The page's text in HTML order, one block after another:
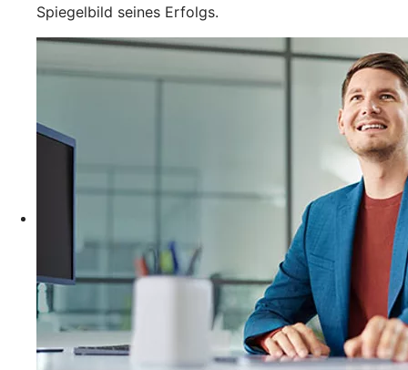
Spiegelbild seines Erfolgs.